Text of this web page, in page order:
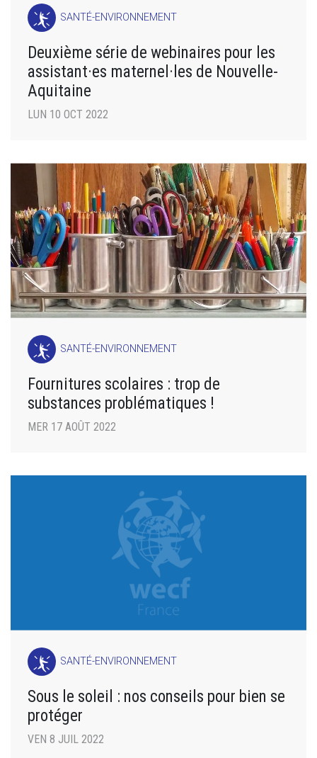
SANTÉ-ENVIRONNEMENT
Deuxième série de webinaires pour les
assistant·es maternel·les de Nouvelle-
Aquitaine
LUN 10 OCT 2022
SANTÉ-ENVIRONNEMENT
Fournitures scolaires : trop de
substances problématiques !
MER 17 AOÛT 2022
SANTÉ-ENVIRONNEMENT
Sous le soleil : nos conseils pour bien se
protéger
VEN 8 JUIL 2022